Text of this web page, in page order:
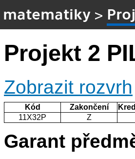
matematiky >
Projekt 2
Zobrazit rozvrh
Kód Zakončení
11X32P
Z
Garant